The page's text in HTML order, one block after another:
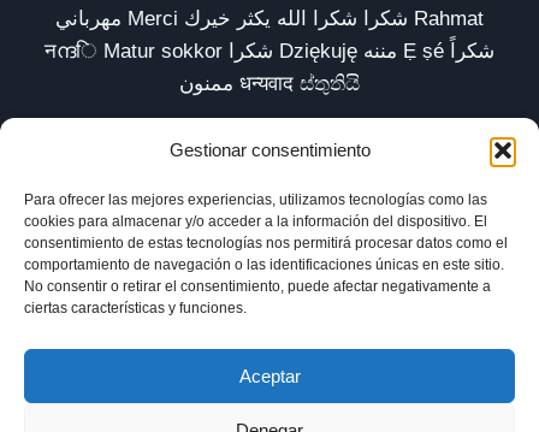
Gestionar consentimiento
Para ofrecer las mejores experiencias, utilizamos tecnologías como las
cookies para almacenar y/o acceder a la información del dispositivo. El
consentimiento de estas tecnologías nos permitirá procesar datos como el
comportamiento de navegación o las identificaciones únicas en este sitio.
No consentir o retirar el consentimiento, puede afectar negativamente a
ciertas características y funciones.
Aceptar
مهرباني Merci شكرا شكرا الله يكثر خيرك Rahmat
नന്ദि Matur sokkor شكرا Dziękuję مننه Ẹ ṣé شكراً
ممنون धन्यवाद ස්තුතියි
Inicio Biblioteca Parábolas TV
Comunidad
Esencia
Blog
Política de privacidad
Aviso legal
Política de cookies (UE)